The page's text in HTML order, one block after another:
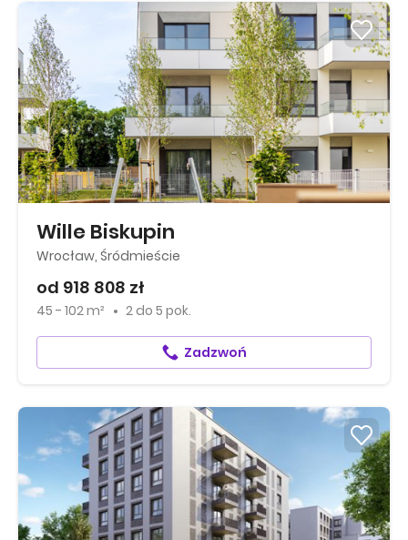
Wille Biskupin
Wrocław, Śródmieście
od 918 808 zł
45 - 102 m² 2 do 5 pok.
Zadzwoń